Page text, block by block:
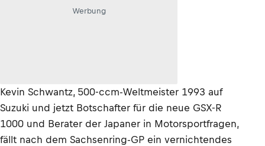
Werbung
Kevin Schwantz, 500-ccm-Weltmeister 1993 auf
Suzuki und jetzt Botschafter für die neue GSX-R
1000 und Berater der Japaner in Motorsportfragen,
fällt nach dem Sachsenring-GP ein vernichtendes